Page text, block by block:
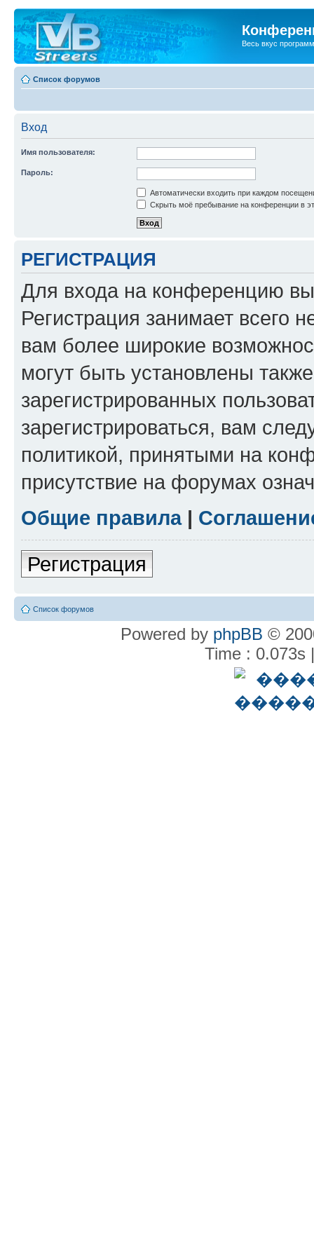
Весь вкус
Список форумов
Вход
Имя пользователя:
Пароль:
Автоматически входить при каждом
Скрыть моё пребывание на конференции в
РЕГИСТРАЦИЯ
Для входа на конференцию
Регистрация занимает всего
вам более широкие
могут быть установлены
зарегистрированных
зарегистрироваться, вам
политикой, принятыми на
присутствие на форумах
Общие правила|
Регистрация
Список форумов
Powered by phpBB ©
Time : 0.073s